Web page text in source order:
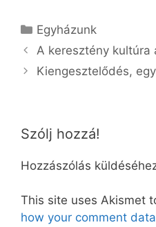
Kategória
Egyházunk
A keresztény kultúra
Kiengesztelődés,
Szólj hozzá!
Hozzászólás
This site uses Akismet
how your comment